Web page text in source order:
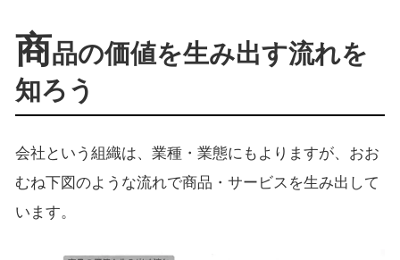
商品の価値を生み出す流れを
知ろう
会社という組織は、業種・業態にもよりますが、おお
むね下図のような流れで商品・サービスを生み出して
います。